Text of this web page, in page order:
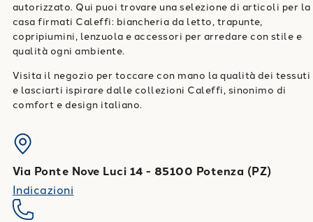
autorizzato. Qui puoi trovare una selezione di articoli per la
casa firmati Caleffi: biancheria da letto, trapunte,
copripiumini, lenzuola e accessori per arredare con stile e
qualità ogni ambiente.
Visita il negozio per toccare con mano la qualità dei tessuti
e lasciarti ispirare dalle collezioni Caleffi, sinonimo di
comfort e design italiano.
Via Ponte Nove Luci 14 - 85100 Potenza (PZ)
Indicazioni